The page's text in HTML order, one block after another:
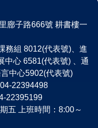
廍子路666號 耕書樓一
務組 8012(代表號)、進
中心 6581(代表號) 、通
中心5902(代表號)
22394498
22395199
五 上班時間：8:00～